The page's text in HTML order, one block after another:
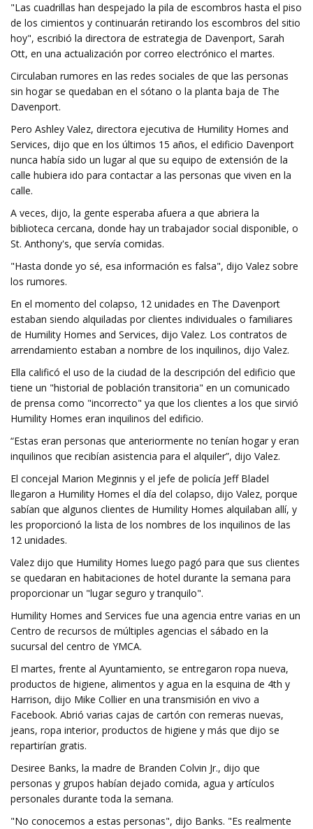
"Las cuadrillas han despejado la pila de escombros hasta el piso
de los cimientos y continuarán retirando los escombros del sitio
hoy", escribió la directora de estrategia de Davenport, Sarah
Ott, en una actualización por correo electrónico el martes.
Circulaban rumores en las redes sociales de que las personas
sin hogar se quedaban en el sótano o la planta baja de The
Davenport.
Pero Ashley Valez, directora ejecutiva de Humility Homes and
Services, dijo que en los últimos 15 años, el edificio Davenport
nunca había sido un lugar al que su equipo de extensión de la
calle hubiera ido para contactar a las personas que viven en la
calle.
A veces, dijo, la gente esperaba afuera a que abriera la
biblioteca cercana, donde hay un trabajador social disponible, o
St. Anthony's, que servía comidas.
"Hasta donde yo sé, esa información es falsa", dijo Valez sobre
los rumores.
En el momento del colapso, 12 unidades en The Davenport
estaban siendo alquiladas por clientes individuales o familiares
de Humility Homes and Services, dijo Valez. Los contratos de
arrendamiento estaban a nombre de los inquilinos, dijo Valez.
Ella calificó el uso de la ciudad de la descripción del edificio que
tiene un "historial de población transitoria" en un comunicado
de prensa como "incorrecto" ya que los clientes a los que sirvió
Humility Homes eran inquilinos del edificio.
“Estas eran personas que anteriormente no tenían hogar y eran
inquilinos que recibían asistencia para el alquiler”, dijo Valez.
El concejal Marion Meginnis y el jefe de policía Jeff Bladel
llegaron a Humility Homes el día del colapso, dijo Valez, porque
sabían que algunos clientes de Humility Homes alquilaban allí, y
les proporcionó la lista de los nombres de los inquilinos de las
12 unidades.
Valez dijo que Humility Homes luego pagó para que sus clientes
se quedaran en habitaciones de hotel durante la semana para
proporcionar un "lugar seguro y tranquilo".
Humility Homes and Services fue una agencia entre varias en un
Centro de recursos de múltiples agencias el sábado en la
sucursal del centro de YMCA.
El martes, frente al Ayuntamiento, se entregaron ropa nueva,
productos de higiene, alimentos y agua en la esquina de 4th y
Harrison, dijo Mike Collier en una transmisión en vivo a
Facebook. Abrió varias cajas de cartón con remeras nuevas,
jeans, ropa interior, productos de higiene y más que dijo se
repartirían gratis.
Desiree Banks, la madre de Branden Colvin Jr., dijo que
personas y grupos habían dejado comida, agua y artículos
personales durante toda la semana.
"No conocemos a estas personas", dijo Banks. "Es realmente